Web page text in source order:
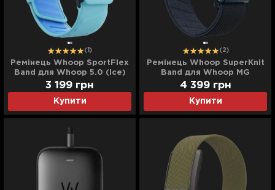
(1)
Ремінець Whoop SportFlex
Band для Whoop 5.0 (Ice)
Купити
3 199 грн
(2)
Ремінець Whoop SuperKnit
Band для Whoop MG
(Midnight)
Купити
4 399 грн